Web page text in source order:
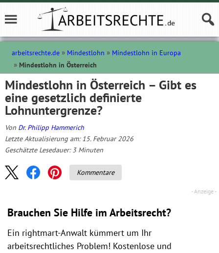
arbeitsrechte.de Mindestlohn
Mindestlohn in Europa
Mindestlohn in Österreich
Mindestlohn in Österreich – Gibt es
eine gesetzlich definierte
Lohnuntergrenze?
Von Dr. Philipp Hammerich
Letzte Aktualisierung am: 15. Februar 2026
Geschätzte Lesedauer: 3 Minuten
Kommentare
Brauchen Sie Hilfe im Arbeitsrecht?
Ein rightmart-Anwalt kümmert um Ihr
arbeitsrechtliches Problem! Kostenlose und